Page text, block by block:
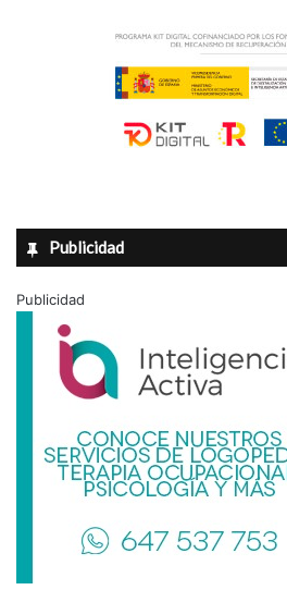
Publicidad
Publicidad